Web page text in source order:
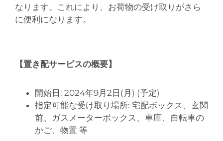
なります。これにより、お荷物の受け取りがさら
に便利になります。
【置き配サービスの概要】
開始日: 2024年9月2日(月) (予定)
指定可能な受け取り場所: 宅配ボックス、玄関
前、ガスメーターボックス、車庫、自転車の
かご、物置 等